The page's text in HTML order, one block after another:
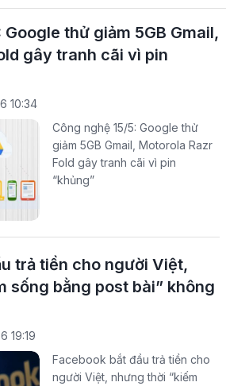
thử giảm 5GB Gmail,
gây tranh cãi vì pin
10:34
Công nghệ 15/5: Google thử
giảm 5GB Gmail, Motorola Razr
Fold gây tranh cãi vì pin
“khủng”
trả tiền cho người Việt,
sống bằng post bài” không
19:19
Facebook bắt đầu trả tiền cho
người Việt, nhưng thời “kiếm